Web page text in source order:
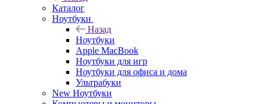
Каталог
Ноутбуки
Назад
Ноутбуки
Apple MacBook
Ноутбуки для игр
Ноутбуки для офиса и дома
Ультрабуки
New Ноутбуки